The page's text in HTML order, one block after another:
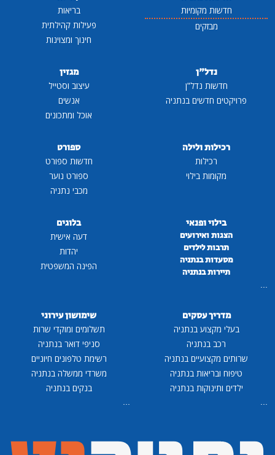
חדשות מקומיות
מבזקים
בריאות
פעילות קהילתית
חינוך ומצוינות
נדל"ן
חדשות נדל"ן
פרויקטים חדשים בנתניה
מגזין
עיצוב וסטייל
אנשים
אוכל ומתכונים
רכילות ולילה
רכילות
מקומות בילוי
ספורט
חדשות ספורט
ספורט נוער
מכבי נתניה
בילוי ופנאי
הצגות ואירועים
תרבות לילדים
מסעדות בנתניה
תיירות בנתניה
...
בלוגים
דעה אישית
יהדות
הפינה המשפטית
מדריך עסקים
בעלי מקצוע בנתניה
רכב בנתניה
שרותים מקצועיים בנתניה
טיפוח ובריאות בנתניה
ילדים ותינוקות בנתניה
...
שימושון עירוני
תשלומים ומוקדי שרות
סניפי דואר בנתניה
רשימת טלפונים חיוניים
משרדי ממשלה בנתניה
בנקים בנתניה
...